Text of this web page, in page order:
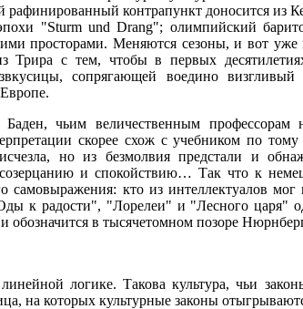
рафинированный контрапункт доносится из
"Sturm und Drang"; олимпийский
просторами. Меняются сезоны, и вот уже
Трира с тем, чтобы в первых
сопрягающей воедино
чьим величественным профессорам
скорее схож с учебником по тому
но из безмолвия предстали и
и спокойствию… Так что к
самовыражения: кто из интеллектуалов
к радости", "Лорелеи" и "Лесного царя"
обозначится в тысячетомном позоре
логике. Такова культура, чьи
на которых культурные законы